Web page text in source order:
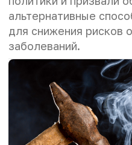
альтернативные
для снижения рисков
заболеваний.